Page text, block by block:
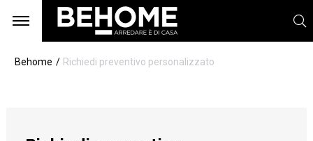
Behome Richiedi preventivo personalizzato